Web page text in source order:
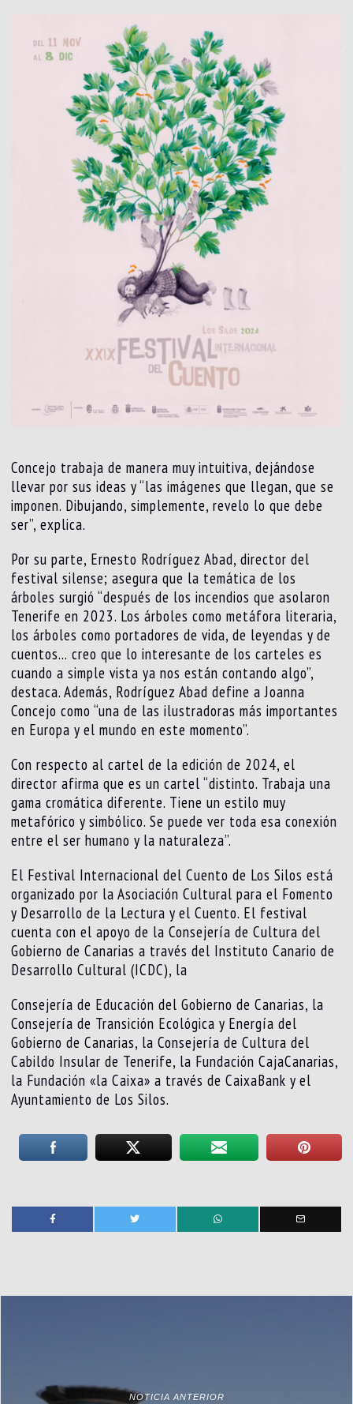
Concejo trabaja de manera muy intuitiva, dejándose
llevar por sus ideas y “las imágenes que llegan, que se
imponen. Dibujando, simplemente, revelo lo que debe
ser”, explica.
Por su parte, Ernesto Rodríguez Abad, director del
festival silense; asegura que la temática de los
árboles surgió “después de los incendios que asolaron
Tenerife en 2023. Los árboles como metáfora literaria,
los árboles como portadores de vida, de leyendas y de
cuentos… creo que lo interesante de los carteles es
cuando a simple vista ya nos están contando algo”,
destaca. Además, Rodríguez Abad define a Joanna
Concejo como “una de las ilustradoras más importantes
en Europa y el mundo en este momento”.
Con respecto al cartel de la edición de 2024, el
director afirma que es un cartel “distinto. Trabaja una
gama cromática diferente. Tiene un estilo muy
metafórico y simbólico. Se puede ver toda esa conexión
entre el ser humano y la naturaleza”.
El Festival Internacional del Cuento de Los Silos está
organizado por la Asociación Cultural para el Fomento
y Desarrollo de la Lectura y el Cuento. El festival
cuenta con el apoyo de la Consejería de Cultura del
Gobierno de Canarias a través del Instituto Canario de
Desarrollo Cultural (ICDC), la
Consejería de Educación del Gobierno de Canarias, la
Consejería de Transición Ecológica y Energía del
Gobierno de Canarias, la Consejería de Cultura del
Cabildo Insular de Tenerife, la Fundación CajaCanarias,
la Fundación «la Caixa» a través de CaixaBank y el
Ayuntamiento de Los Silos.
NOTICIA ANTERIOR